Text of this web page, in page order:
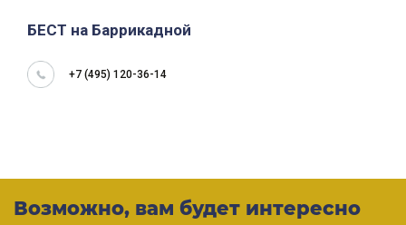
БЕСТ на Баррикадной
+7 (495) 120-36-14
Возможно, вам будет интересно